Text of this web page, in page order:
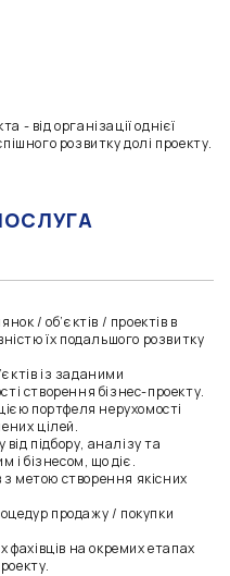
- від організації однієї
розвитку долі проекту.
/ об’єктів / проектів в
їх подальшого розвитку
із заданими
створення бізнес-проекту.
портфеля нерухомості
цілей.
підбору, аналізу та
і бізнесом, що діє.
з метою створення якісних
продажу / покупки
на окремих етапах